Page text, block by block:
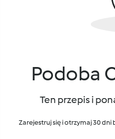
Podoba
Ten przepis i
Zarejestruj się i otrzymaj 30